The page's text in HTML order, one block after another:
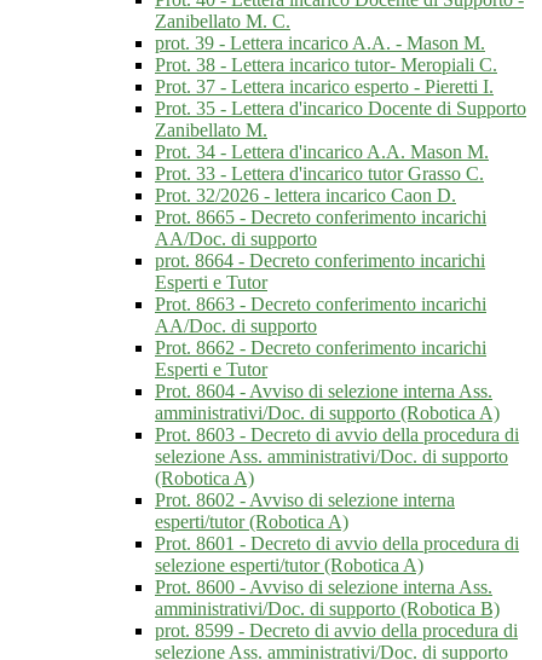
Zanibellato M. C.
prot. 39 - Lettera incarico A.A. - Mason M.
Prot. 38 - Lettera incarico tutor- Meropiali C.
Prot. 37 - Lettera incarico esperto - Pieretti I.
Prot. 35 - Lettera d'incarico Docente di Supporto
Zanibellato M.
Prot. 34 - Lettera d'incarico A.A. Mason M.
Prot. 33 - Lettera d'incarico tutor Grasso C.
Prot. 32/2026 - lettera incarico Caon D.
Prot. 8665 - Decreto conferimento incarichi
AA/Doc. di supporto
prot. 8664 - Decreto conferimento incarichi
Esperti e Tutor
Prot. 8663 - Decreto conferimento incarichi
AA/Doc. di supporto
Prot. 8662 - Decreto conferimento incarichi
Esperti e Tutor
Prot. 8604 - Avviso di selezione interna Ass.
amministrativi/Doc. di supporto (Robotica A)
Prot. 8603 - Decreto di avvio della procedura di
selezione Ass. amministrativi/Doc. di supporto
(Robotica A)
Prot. 8602 - Avviso di selezione interna
esperti/tutor (Robotica A)
Prot. 8601 - Decreto di avvio della procedura di
selezione esperti/tutor (Robotica A)
Prot. 8600 - Avviso di selezione interna Ass.
amministrativi/Doc. di supporto (Robotica B)
prot. 8599 - Decreto di avvio della procedura di
selezione Ass. amministrativi/Doc. di supporto